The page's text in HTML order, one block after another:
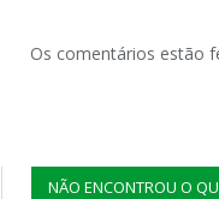
Os comentários estão
NÃO ENCONTROU O